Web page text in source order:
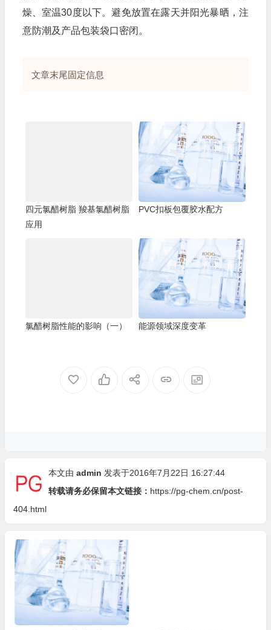
燥、室温30度以下。避免放置在露天并阳光暴晒，注
意防潮及产品包装袋口密闭。
文章末尾固定信息
四元氯醋树脂 羧基氯醋树脂
应用
PVC扣板包覆胶水配方
氯醋树脂性能的影响（一） 能源领域深度变革
本文由 admin 发表于2016年7月22日 16:27:44
转载请务必保留本文链接： https://pg-chem.cn/post-
404.html